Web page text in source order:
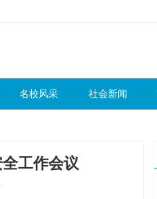
名校风采 社会新闻
工作会议